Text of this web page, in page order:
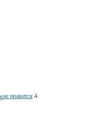
не нравится 4